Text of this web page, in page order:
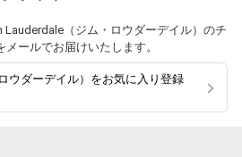
（ジム・ロウダーデイル）のチ
ールでお届けいたします。
ウダーデイル）をお気に入り登録